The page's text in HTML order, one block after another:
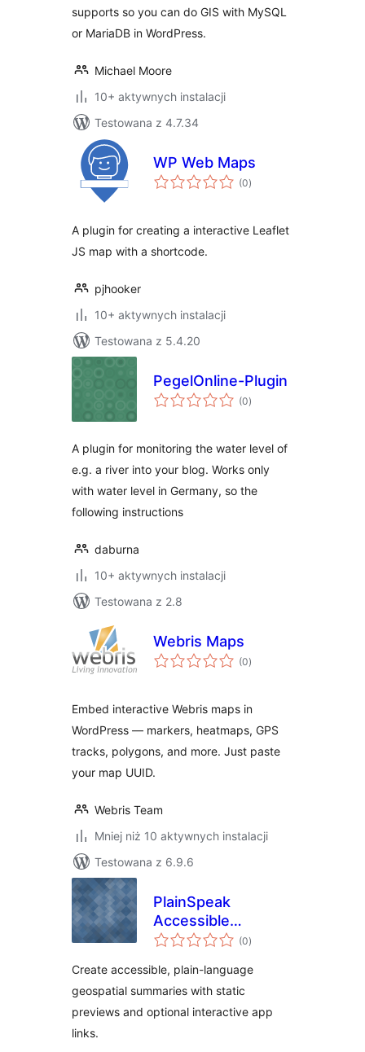
supports so you can do GIS with MySQL
or MariaDB in WordPress.
Michael Moore
10+ aktywnych instalacji
Testowana z 4.7.34
WP Web Maps
(0wszystkich
ocen
)
A plugin for creating a interactive Leaflet
JS map with a shortcode.
pjhooker
10+ aktywnych instalacji
Testowana z 5.4.20
PegelOnline-Plugin
(0wszystkich
ocen
)
A plugin for monitoring the water level of
e.g. a river into your blog. Works only
with water level in Germany, so the
following instructions
daburna
10+ aktywnych instalacji
Testowana z 2.8
Webris Maps
(0wszystkich
ocen
)
Embed interactive Webris maps in
WordPress — markers, heatmaps, GPS
tracks, polygons, and more. Just paste
your map UUID.
Webris Team
Mniej niż 10 aktywnych instalacji
Testowana z 6.9.6
PlainSpeak
Accessible
Geospatial
(0wszystkich
ocen
)
Create accessible, plain-language
geospatial summaries with static
previews and optional interactive app
links.